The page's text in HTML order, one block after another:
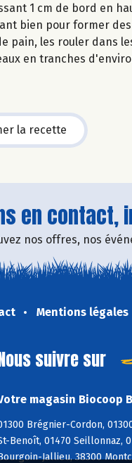
1 cm de bord en
bien pour former
pain, les rouler dans
en tranches
la recette
en contact,
nos offres, nos
Mentions légales
suivre sur
magasin Biocoop
Brégnier-Cordon,
Benoît, 01470 Seillonnaz,
Jallieu, 38300